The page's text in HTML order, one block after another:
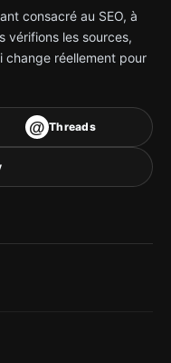
consacré au SEO, à
vérifions les sources,
réellement pour
@ Threads